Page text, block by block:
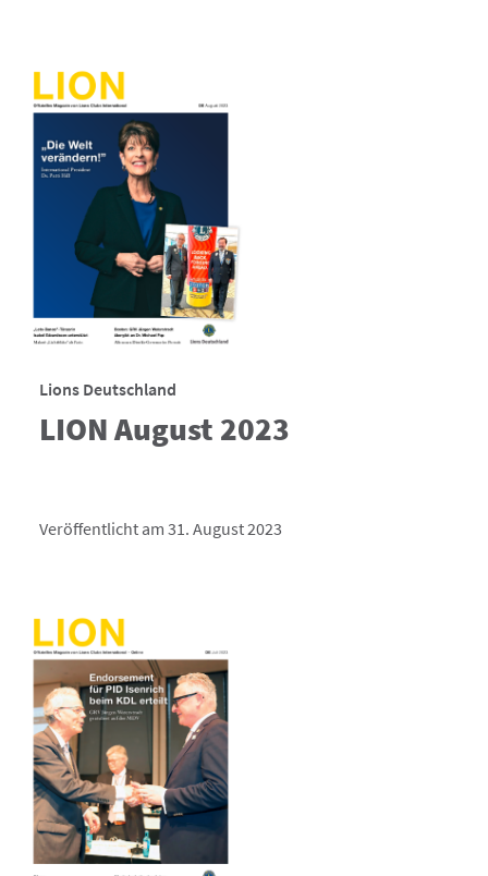
Lions Deutschland
LION August 2023
Veröffentlicht am 31. August 2023